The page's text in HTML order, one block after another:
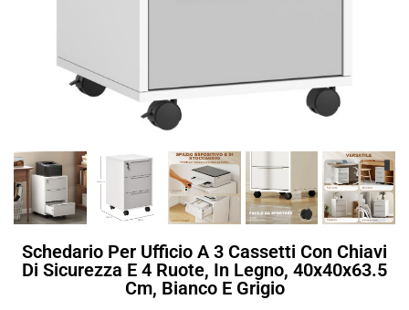
Schedario Per Ufficio A 3 Cassetti Con Chiavi
Di Sicurezza E 4 Ruote, In Legno, 40x40x63.5
Cm, Bianco E Grigio